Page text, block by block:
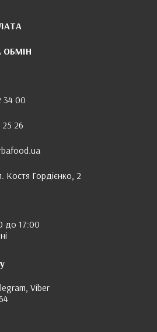
ОБМІН
34 00
26
Костя Гордієнко, 2
до 17:00
Viber